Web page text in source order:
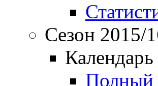
Сезон 2015/
Полный